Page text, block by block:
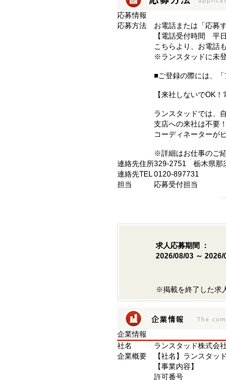
応募情報
応募方法
お電話または「応募
【電話受付時間 平
こちらより、お電話
※ランスタッドに未
■ご登録の際には、「
【来社しないでOK
ランスタッドでは、
支店への来社は不要
コーディネーターが
※詳細はお仕事のご
連絡先住所329-2751 栃木県那
連絡先TEL0120-897731
担当
応募受付担当
求人応募期間 ：
2026/08/03 ～ 2026/
※掲載を終了した求
企業情報
社名
ランスタッド株式会社
企業概要
【社名】ランスタッ
【事業内容】
許可番号